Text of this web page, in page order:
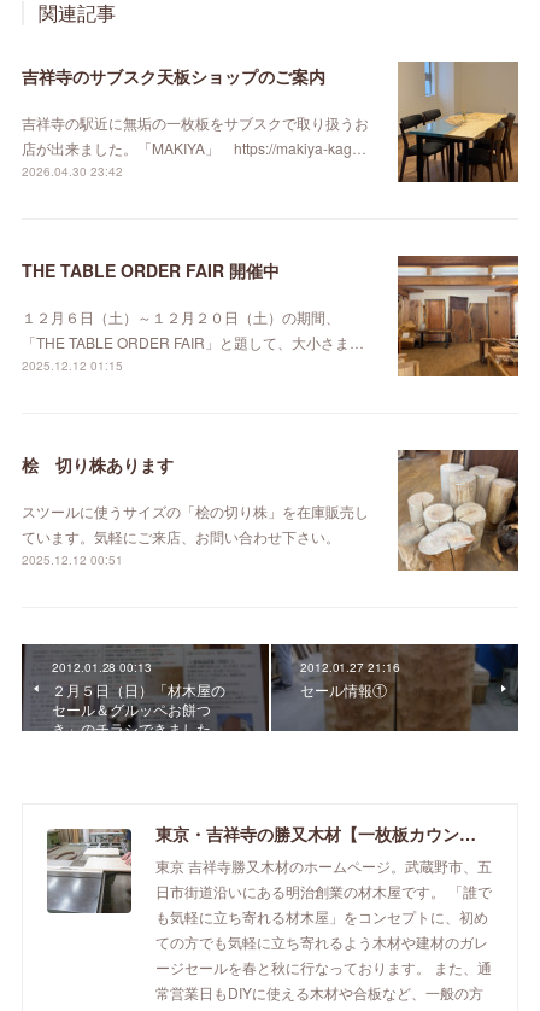
関連記事
吉祥寺のサブスク天板ショップのご案内
吉祥寺の駅近に無垢の一枚板をサブスクで取り扱うお
店が出来ました。「MAKIYA」 https://makiya-kag…
2026.04.30 23:42
THE TABLE ORDER FAIR 開催中
１２月６日（土）～１２月２０日（土）の期間、
「THE TABLE ORDER FAIR」と題して、大小さま…
2025.12.12 01:15
桧 切り株あります
スツールに使うサイズの「桧の切り株」を在庫販売し
ています。気軽にご来店、お問い合わせ下さい。
2025.12.12 00:51
2012.01.28 00:13
２月５日（日）「材木屋の
セール＆グルッペお餅つ
き」のチラシできました。
2012.01.27 21:16
セール情報①
東京・吉祥寺の勝又木材【一枚板カウンター】
東京 吉祥寺勝又木材のホームページ。武蔵野市、五
日市街道沿いにある明治創業の材木屋です。 「誰で
も気軽に立ち寄れる材木屋」をコンセプトに、初め
ての方でも気軽に立ち寄れるよう木材や建材のガレ
ージセールを春と秋に行なっております。 また、通
常営業日もDIYに使える木材や合板など、一般の方